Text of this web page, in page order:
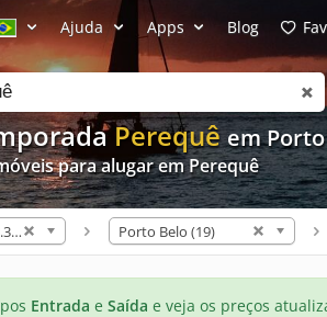
Perequê em
para alugar em Perequê
Ajuda Apps Blog
Santa Catarina (3.312) Porto Belo (19)
Entrada e Saída e veja os preços